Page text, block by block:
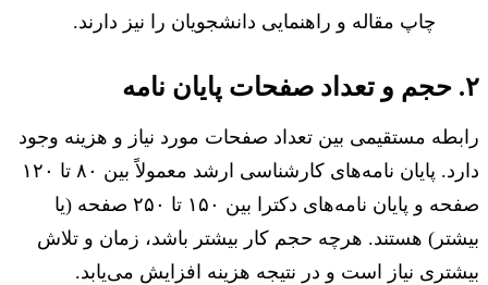
چاپ مقاله و راهنمایی دانشجویان را نیز دارند.
۲. حجم و تعداد صفحات پایان نامه
رابطه مستقیمی بین تعداد صفحات مورد نیاز و هزینه وجود
دارد. پایان نامه‌های کارشناسی ارشد معمولاً بین ۸۰ تا ۱۲۰
صفحه و پایان نامه‌های دکترا بین ۱۵۰ تا ۲۵۰ صفحه (یا
بیشتر) هستند. هرچه حجم کار بیشتر باشد، زمان و تلاش
بیشتری نیاز است و در نتیجه هزینه افزایش می‌یابد.